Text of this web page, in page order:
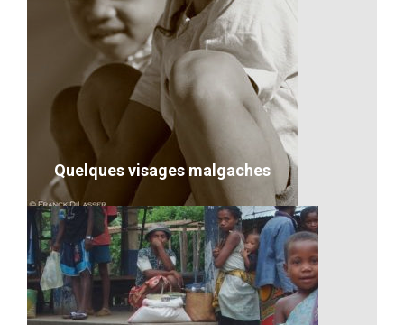
Transport maritime d’une voiture
VOIR LE DÉTAIL
Quelques visages malgaches